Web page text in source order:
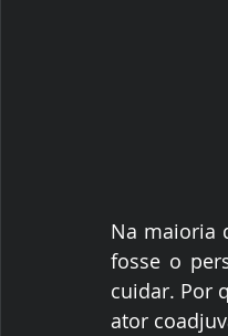
Na maioria
fosse o
cuidar. Por
ator